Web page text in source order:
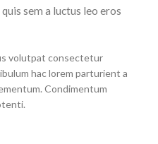
sem a luctus leo eros
volutpat consectetur
hac lorem parturient a
Condimentum